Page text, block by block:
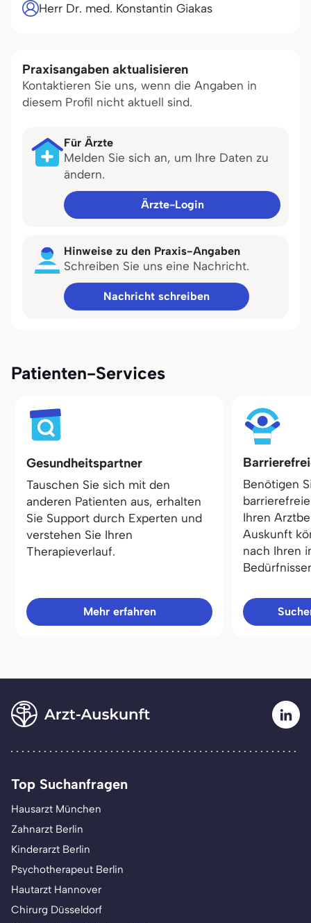
Herr Dr. med. Konstantin Giakas
Praxisangaben aktualisieren
Kontaktieren Sie uns, wenn die Angaben in
diesem Profil nicht aktuell sind.
Für Ärzte
Melden Sie sich an, um Ihre Daten zu
ändern.
Ärzte-Login
Hinweise zu den Praxis-Angaben
Schreiben Sie uns eine Nachricht.
Nachricht schreiben
Patienten-Services
Gesundheitspartner
Tauschen Sie sich mit den
anderen Patienten aus, erhalten
Sie Support durch Experten und
verstehen Sie Ihren
Therapieverlauf.
Mehr erfahren
Benötigen
Ihren
Auskunft
nach Ihren
Top Suchanfragen
Hausarzt München
Zahnarzt Berlin
Kinderarzt Berlin
Psychotherapeut Berlin
Hautarzt Hannover
Chirurg Düsseldorf